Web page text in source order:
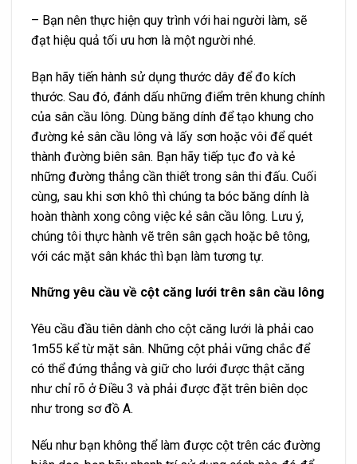
– Bạn nên thực hiện quy trình với hai người làm, sẽ
đạt hiệu quả tối ưu hơn là một người nhé.
Bạn hãy tiến hành sử dụng thước dây để đo kích
thước. Sau đó, đánh dấu những điểm trên khung chính
của sân cầu lông. Dùng băng dính để tạo khung cho
đường kẻ sân cầu lông và lấy sơn hoặc vôi để quét
thành đường biên sân. Bạn hãy tiếp tục đo và kẻ
những đường thẳng cần thiết trong sân thi đấu. Cuối
cùng, sau khi sơn khô thì chúng ta bóc băng dính là
hoàn thành xong công việc kẻ sân cầu lông. Lưu ý,
chúng tôi thực hành vẽ trên sân gạch hoặc bê tông,
với các mặt sân khác thì bạn làm tương tự.
Những yêu cầu về cột căng lưới trên sân cầu lông
Yêu cầu đầu tiên dành cho cột căng lưới là phải cao
1m55 kể từ mặt sân. Những cột phải vững chắc để
có thể đứng thẳng và giữ cho lưới được thật căng
như chỉ rõ ở Điều 3 và phải được đặt trên biên dọc
như trong sơ đồ A.
Nếu như bạn không thể làm được cột trên các đường